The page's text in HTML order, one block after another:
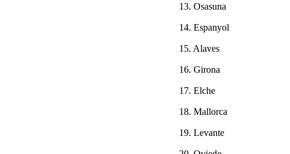
13. Osasuna
14. Espanyol
15. Alaves
16. Girona
17. Elche
18. Mallorca
19. Levante